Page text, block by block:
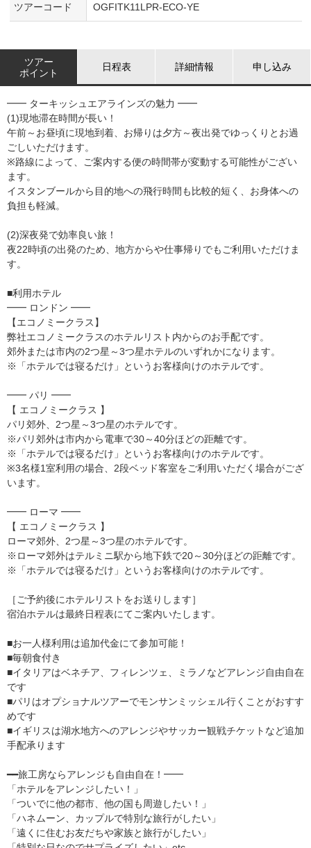
ツアーコード OGFITK11LPR-ECO-YE
ツアー
ポイント
日程表 詳細情報 申し込み
━━ ターキッシュエアラインズの魅力 ━━
(1)現地滞在時間が長い！
午前～お昼頃に現地到着、お帰りは夕方～夜出発でゆっくりとお過
ごしいただけます。
※路線によって、ご案内する便の時間帯が変動する可能性がござい
ます。
イスタンブールから目的地への飛行時間も比較的短く、お身体への
負担も軽減。
(2)深夜発で効率良い旅！
夜22時頃の出発のため、地方からや仕事帰りでもご利用いただけま
す。
■利用ホテル
━━ ロンドン ━━
【エコノミークラス】
弊社エコノミークラスのホテルリスト内からのお手配です。
郊外または市内の2つ星～3つ星ホテルのいずれかになります。
※「ホテルでは寝るだけ」というお客様向けのホテルです。
━━ パリ ━━
【 エコノミークラス 】
パリ郊外、2つ星～3つ星のホテルです。
※パリ郊外は市内から電車で30～40分ほどの距離です。
※「ホテルでは寝るだけ」というお客様向けのホテルです。
※3名様1室利用の場合、2段ベッド客室をご利用いただく場合がござ
います。
━━ ローマ ━━
【 エコノミークラス 】
ローマ郊外、2つ星～3つ星のホテルです。
※ローマ郊外はテルミニ駅から地下鉄で20～30分ほどの距離です。
※「ホテルでは寝るだけ」というお客様向けのホテルです。
［ご予約後にホテルリストをお送りします］
宿泊ホテルは最終日程表にてご案内いたします。
■お一人様利用は追加代金にて参加可能！
■毎朝食付き
■イタリアはベネチア、フィレンツェ、ミラノなどアレンジ自由自在
です
■パリはオプショナルツアーでモンサンミッシェル行くことがおすす
めです
■イギリスは湖水地方へのアレンジやサッカー観戦チケットなど追加
手配承ります
━━旅工房ならアレンジも自由自在！━━
「ホテルをアレンジしたい！」
「ついでに他の都市、他の国も周遊したい！」
「ハネムーン、カップルで特別な旅行がしたい」
「遠くに住むお友だちや家族と旅行がしたい」